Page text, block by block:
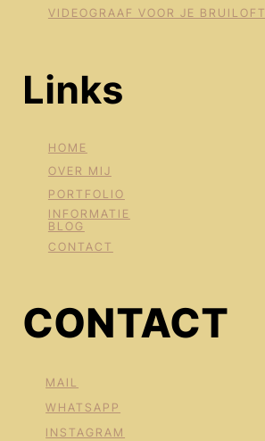
VIDEOGRAAF VOOR JE BRUILOFT
Links
HOME
OVER MIJ
PORTFOLIO
INFORMATIE
BLOG
CONTACT
CONTACT
MAIL
WHATSAPP
INSTAGRAM